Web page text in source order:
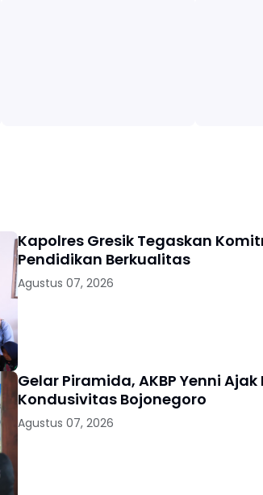
Kapolres Gresik Tegaskan
Pendidikan Berkualitas
Agustus 07, 2026
Gelar Piramida, AKBP Yenni
Kondusivitas Bojonegoro
Agustus 07, 2026